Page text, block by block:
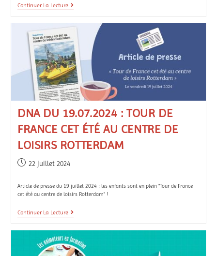
Continuer La Lecture
DNA DU 19.07.2024 : TOUR DE
FRANCE CET ÉTÉ AU CENTRE DE
LOISIRS ROTTERDAM
22 juillet 2024
Article de presse du 19 juillet 2024 : les enfants sont en plein "Tour de France
cet été au centre de loisirs Rotterdam" !
Continuer La Lecture